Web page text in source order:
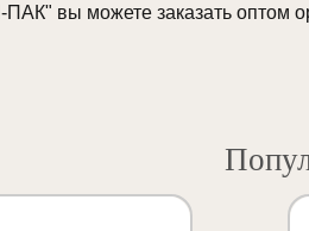
вы можете заказать оптом